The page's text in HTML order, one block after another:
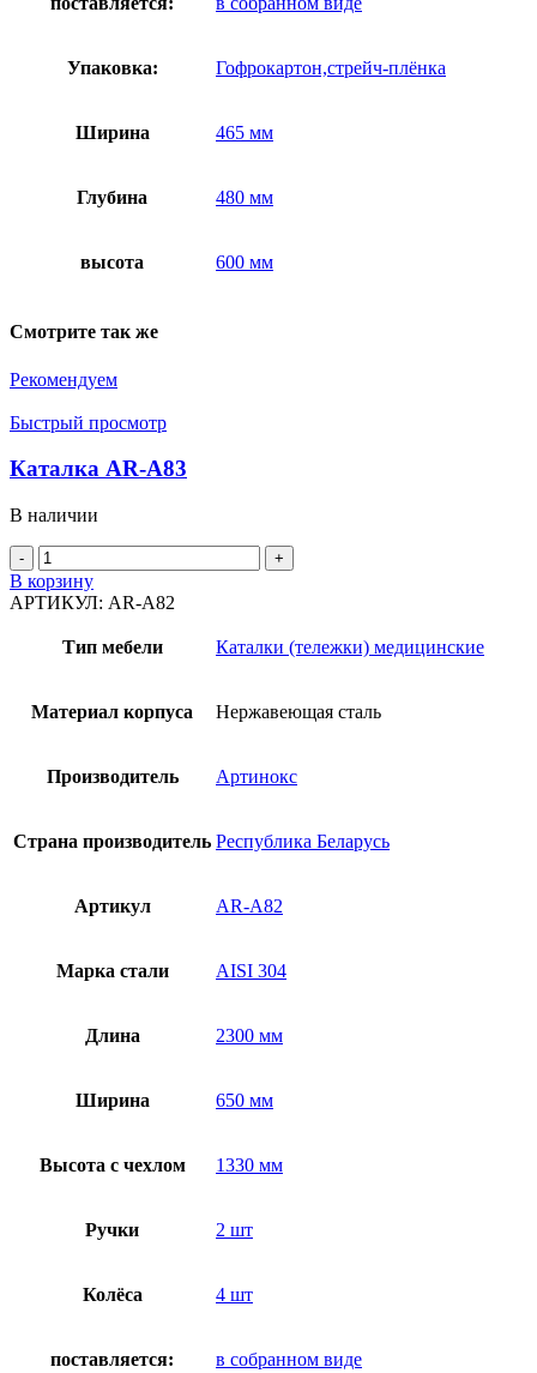
Упаковка: Гофрокартон,стрейч-плёнка
Ширина 465 мм
Глубина 480 мм
высота 600 мм
Смотрите так же
Рекомендуем
Быстрый просмотр
Каталка AR-A83
В наличии
Количество
товара
Каталка
A83
В корзину
АРТИКУЛ: AR-A82
Тип мебели Каталки (тележки) медицинские
Материал корпуса Нержавеющая сталь
Производитель Артинокс
Страна производитель Республика Беларусь
Артикул AR-A82
Марка стали AISI 304
Длина 2300 мм
Ширина 650 мм
Высота с чехлом 1330 мм
Ручки 2 шт
Колёса 4 шт
поставляется: в собранном виде